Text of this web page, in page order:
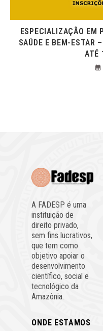
ESPECIALIZAÇÃO EM
SAÚDE E BEM-ESTAR
ATÉ
A FADESP é uma
instituição de
direito privado,
sem fins lucrativos,
que tem como
objetivo apoiar o
desenvolvimento
científico, social e
tecnológico da
Amazônia.
ONDE ESTAMOS